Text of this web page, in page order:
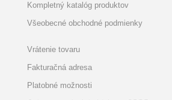
Kompletný katalóg produktov
Všeobecné obchodné podmienky
Vrátenie tovaru
Fakturačná adresa
Platobné možnosti